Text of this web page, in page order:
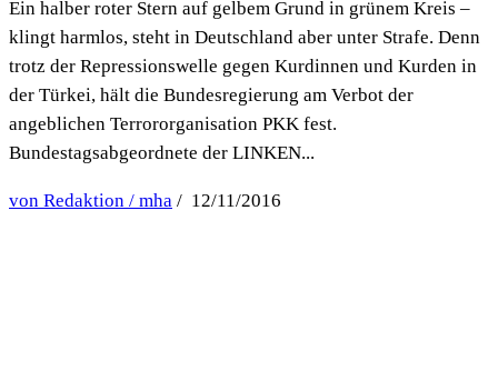
Ein halber roter Stern auf gelbem Grund in grünem Kreis –
klingt harmlos, steht in Deutschland aber unter Strafe. Denn
trotz der Repressionswelle gegen Kurdinnen und Kurden in
der Türkei, hält die Bundesregierung am Verbot der
angeblichen Terrororganisation PKK fest.
Bundestagsabgeordnete der LINKEN...
von Redaktion / mha / 12/11/2016